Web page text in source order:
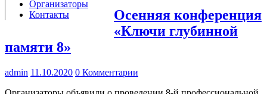
Организаторы
Контакты
Осенняя конференция
«Ключи глубинной
памяти 8»
admin 11.10.2020 0 Комментарии